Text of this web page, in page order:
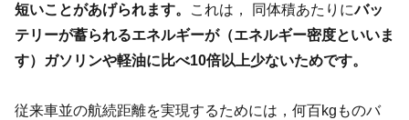
短いことがあげられます。
これは， 同体積あたりにバッ
テリーが蓄られるエネルギーが（エネルギー密度といいま
す）ガソリンや軽油に比べ10倍以上少ないためです。
従来車並の航続距離を実現するためには，何百kgものバ